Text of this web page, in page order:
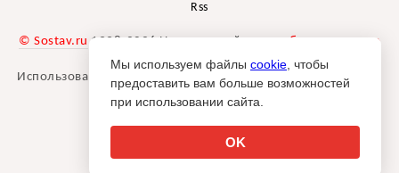
Rss
© Sostav.ru 1998-2026 Независимый проектбрендингового
агентства Depot
Использование материалов Sostav.ru допустимо только при
указании источника.
Мы используем файлы cookie , чтобы
предоставить вам больше возможностей
при использовании сайта.
OK